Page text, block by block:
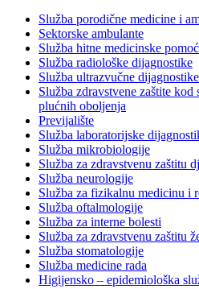
Služba porodične medicine i
Sektorske ambulante
Služba hitne medicinske
Služba radiološke dijagnostike
Služba ultrazvučne dijagnostike
Služba zdravstvene zaštite
plućnih oboljenja
Previjalište
Služba laboratorijske
Služba mikrobiologije
Služba za zdravstvenu zaštitu
Služba neurologije
Služba za fizikalnu medicinu i
Služba oftalmologije
Služba za interne bolesti
Služba za zdravstvenu zaštitu
Služba stomatologije
Služba medicine rada
Higijensko – epidemiološka